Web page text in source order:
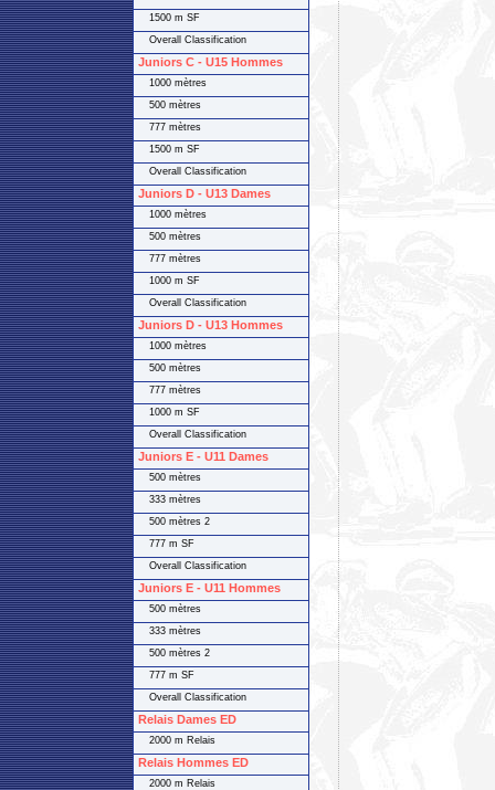
1500 m SF
Overall Classification
Juniors C - U15 Hommes
1000 mètres
500 mètres
777 mètres
1500 m SF
Overall Classification
Juniors D - U13 Dames
1000 mètres
500 mètres
777 mètres
1000 m SF
Overall Classification
Juniors D - U13 Hommes
1000 mètres
500 mètres
777 mètres
1000 m SF
Overall Classification
Juniors E - U11 Dames
500 mètres
333 mètres
500 mètres 2
777 m SF
Overall Classification
Juniors E - U11 Hommes
500 mètres
333 mètres
500 mètres 2
777 m SF
Overall Classification
Relais Dames ED
2000 m Relais
Relais Hommes ED
2000 m Relais